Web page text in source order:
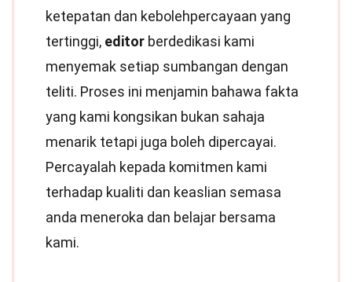
ketepatan dan kebolehpercayaan yang
tertinggi, editor berdedikasi kami
menyemak setiap sumbangan dengan
teliti. Proses ini menjamin bahawa fakta
yang kami kongsikan bukan sahaja
menarik tetapi juga boleh dipercayai.
Percayalah kepada komitmen kami
terhadap kualiti dan keaslian semasa
anda meneroka dan belajar bersama
kami.